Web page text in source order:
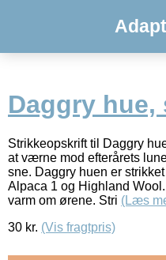
Daggry
Strikkeopskrift til Daggry
at værne mod efterårets
sne. Daggry huen er
Alpaca 1 og Highland
varm om ørene. Stri (Læs
30 kr. (Vis fragtpris)